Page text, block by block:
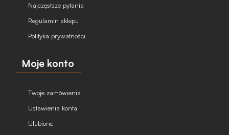
Najczęstsze pytania
Regulamin sklepu
Polityka prywatności
Moje konto
Twoje zamówienia
Ustawienia konta
Ulubione